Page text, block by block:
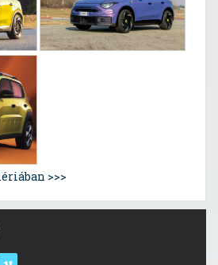
>>>